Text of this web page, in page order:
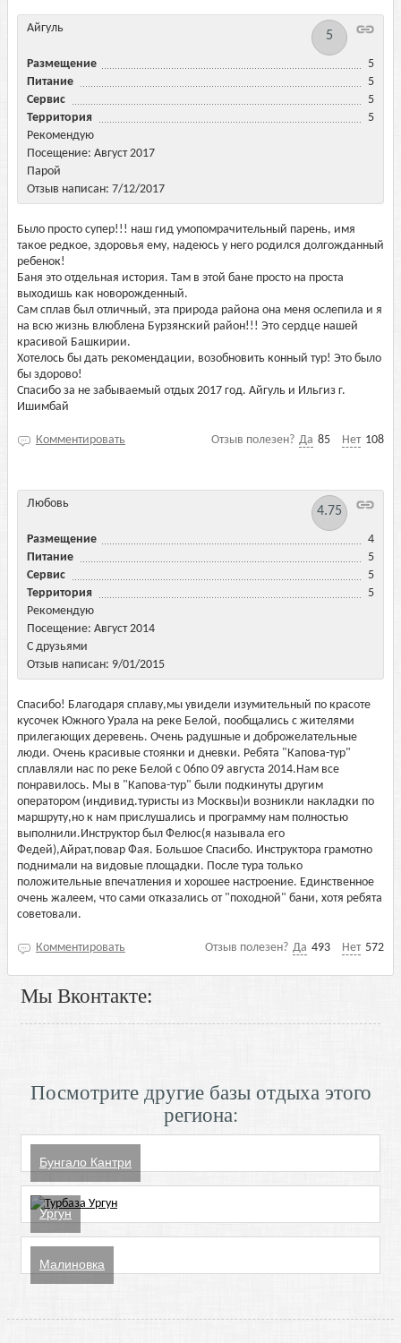
Айгуль
5
Размещение
5
Питание
5
Сервис
5
Территория
5
Рекомендую
Посещение: Август 2017
Парой
Отзыв написан: 7/12/2017
Было просто супер!!! наш гид умопомрачительный парень, имя
такое редкое, здоровья ему, надеюсь у него родился долгожданный
ребенок!
Баня это отдельная история. Там в этой бане просто на проста
выходишь как новорожденный.
Сам сплав был отличный, эта природа района она меня ослепила и я
на всю жизнь влюблена Бурзянский район!!! Это сердце нашей
красивой Башкирии.
Хотелось бы дать рекомендации, возобновить конный тур! Это было
бы здорово!
Спасибо за не забываемый отдых 2017 год. Айгуль и Ильгиз г.
Ишимбай
Отзыв полезен? Да 85 Нет 108
Комментировать
Любовь
4.75
Размещение
4
Питание
5
Сервис
5
Территория
5
Рекомендую
Посещение: Август 2014
С друзьями
Отзыв написан: 9/01/2015
Спасибо! Благодаря сплаву,мы увидели изумительный по красоте
кусочек Южного Урала на реке Белой, пообщались с жителями
прилегающих деревень. Очень радушные и доброжелательные
люди. Очень красивые стоянки и дневки. Ребята "Капова-тур"
сплавляли нас по реке Белой с 06по 09 августа 2014.Нам все
понравилось. Мы в "Капова-тур" были подкинуты другим
оператором (индивид.туристы из Москвы)и возникли накладки по
маршруту,но к нам прислушались и программу нам полностью
выполнили.Инструктор был Фелюс(я называла его
Федей),Айрат,повар Фая. Большое Спасибо. Инструктора грамотно
поднимали на видовые площадки. После тура только
положительные впечатления и хорошее настроение. Единственное
очень жалеем, что сами отказались от "походной" бани, хотя ребята
советовали.
Отзыв полезен? Да 493 Нет 572
Комментировать
Мы Вконтакте:
Посмотрите другие базы отдыха этого
региона:
Бунгало Кантри
Ургун
Малиновка